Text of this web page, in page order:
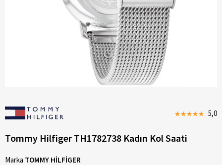
5,0
Tommy Hilfiger TH1782738 Kadın Kol Saati
Marka TOMMY HİLFİGER